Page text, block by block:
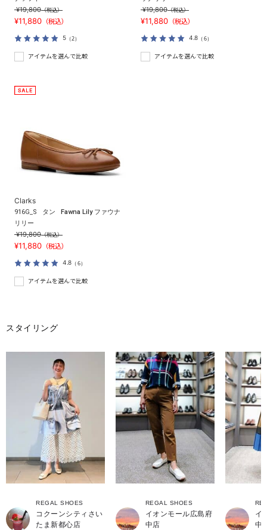
¥19,800（税込）
¥11,880 （税込）
5（2）
アイテムを選んで比較
¥19,800（税込）
¥11,880 （税込）
4.8 （6）
アイテムを選んで比較
Clarks
916G_S タン
Fawna Lily ファウナ
リリー
¥19,800（税込）
¥11,880 （税込）
4.8 （6）
アイテムを選んで比較
スタイリング
REGAL SHOES
コクーンシティさい
たま新都心店
REGAL SHOES
イオンモール広島府
中店
イ
中